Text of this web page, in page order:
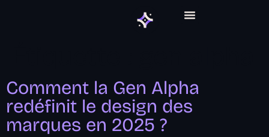
Comment la Gen Alpha
redéfinit le design des
marques en 2025 ?